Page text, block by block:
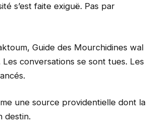
s’est faite exiguë. Pas par
Guide des Mourchidines wal
conversations se sont tues. Les
une source providentielle dont la
destin.